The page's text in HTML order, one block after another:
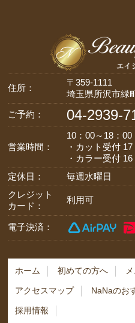
住所：
〒359-1111
埼玉県所沢市緑
ご予約：
04-2939-
営業時間：
10：00～18：00
・カット受付
・カラー受付
定休日：
毎週水曜日
クレジット
カード：
利用可
電子決済：
ホーム 初めての方へ
アクセスマップ NaNaのお
採用情報